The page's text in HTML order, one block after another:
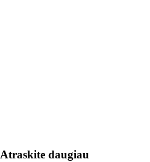
Atraskite daugiau